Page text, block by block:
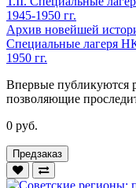
Архив новейшей
Специальные лагеря
1950 гг.
Впервые публикуются
позволяющие
0 руб.
Предзаказ